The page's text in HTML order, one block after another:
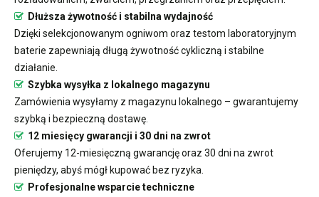
Dłuższa żywotność i stabilna wydajność
Dzięki selekcjonowanym ogniwom oraz testom laboratoryjnym
baterie zapewniają długą żywotność cykliczną i stabilne
działanie.
Szybka wysyłka z lokalnego magazynu
Zamówienia wysyłamy z magazynu lokalnego – gwarantujemy
szybką i bezpieczną dostawę.
12 miesięcy gwarancji i 30 dni na zwrot
Oferujemy 12-miesięczną gwarancję oraz 30 dni na zwrot
pieniędzy, abyś mógł kupować bez ryzyka.
Profesjonalne wsparcie techniczne